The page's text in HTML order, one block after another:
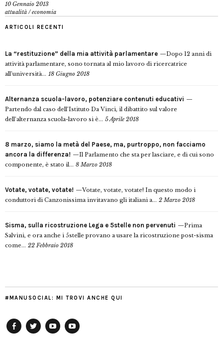
10 Gennaio 2013
attualità /economia
ARTICOLI RECENTI
La “restituzione” della mia attività parlamentare
Dopo 12 anni di
attività parlamentare, sono tornata al mio lavoro di ricercatrice
all’università... 18 Giugno 2018
Alternanza scuola-lavoro, potenziare contenuti educativi
Partendo dal caso dell’Istituto Da Vinci, il dibattito sul valore
dell’alternanza scuola-lavoro si è... 5 Aprile 2018
8 marzo, siamo la metà del Paese, ma, purtroppo, non facciamo
ancora la differenza!
Il Parlamento che sta per lasciare, e di cui sono
componente, è stato il... 8 Marzo 2018
Votate, votate, votate!
Votate, votate, votate! In questo modo i
conduttori di Canzonissima invitavano gli italiani a... 2 Marzo 2018
Sisma, sulla ricostruzione Lega e 5stelle non pervenuti
Prima
Salvini, e ora anche i 5stelle provano a usare la ricostruzione post-sisma
come... 22 Febbraio 2018
#MANUSOCIAL: MI TROVI ANCHE QUI